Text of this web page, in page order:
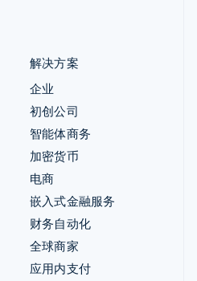
解决方案
企业
初创公司
智能体商务
加密货币
电商
嵌入式金融服务
财务自动化
全球商家
应用内支付